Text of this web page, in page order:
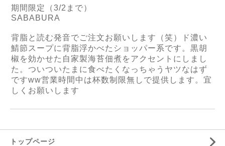
期間限定（3/2まで）
SABABURA
背脂と読む発音でご注文お願いします（笑）ド濃い
鯖節スープに背脂浮かべたショッパー系です。黒胡
椒を効かせた自家製海苔佃煮をアクセントにしまし
た。ついついたまに食べたくなっちゃうヤツなはず
ですww営業時間中は杯数制限無しで提供します。宜
しくお願いします
トップページ